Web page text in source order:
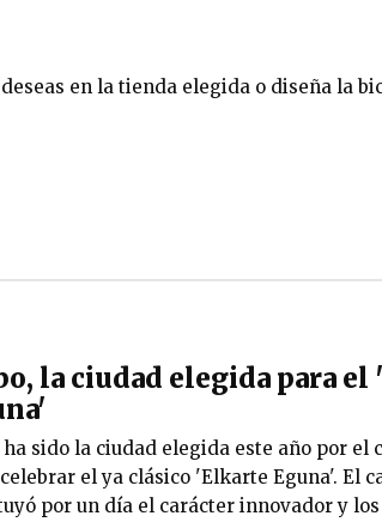
en la tienda elegida o diseña la
la ciudad elegida para el
ha sido la ciudad elegida este año por el
el ya clásico 'Elkarte Eguna'. El
por un día el carácter innovador y